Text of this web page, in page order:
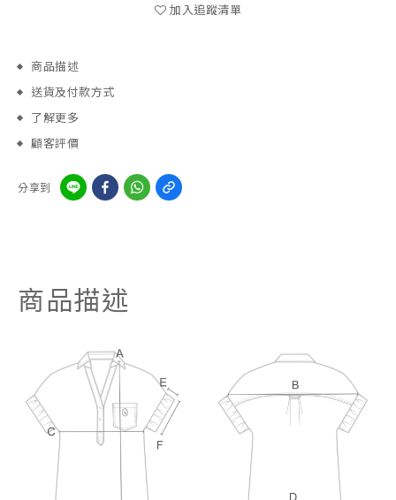
加入追蹤清單
商品描述
送貨及付款方式
了解更多
顧客評價
分享到
商品描述